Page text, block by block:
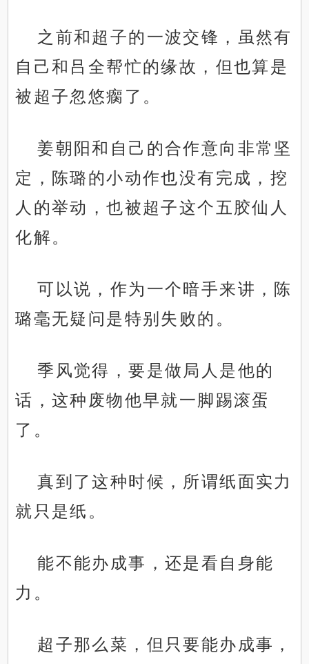
之前和超子的一波交锋，虽然有
自己和吕全帮忙的缘故，但也算是
被超子忽悠瘸了。
姜朝阳和自己的合作意向非常坚
定，陈璐的小动作也没有完成，挖
人的举动，也被超子这个五胶仙人
化解。
可以说，作为一个暗手来讲，陈
璐毫无疑问是特别失败的。
季风觉得，要是做局人是他的
话，这种废物他早就一脚踢滚蛋
了。
真到了这种时候，所谓纸面实力
就只是纸。
能不能办成事，还是看自身能
力。
超子那么菜，但只要能办成事，